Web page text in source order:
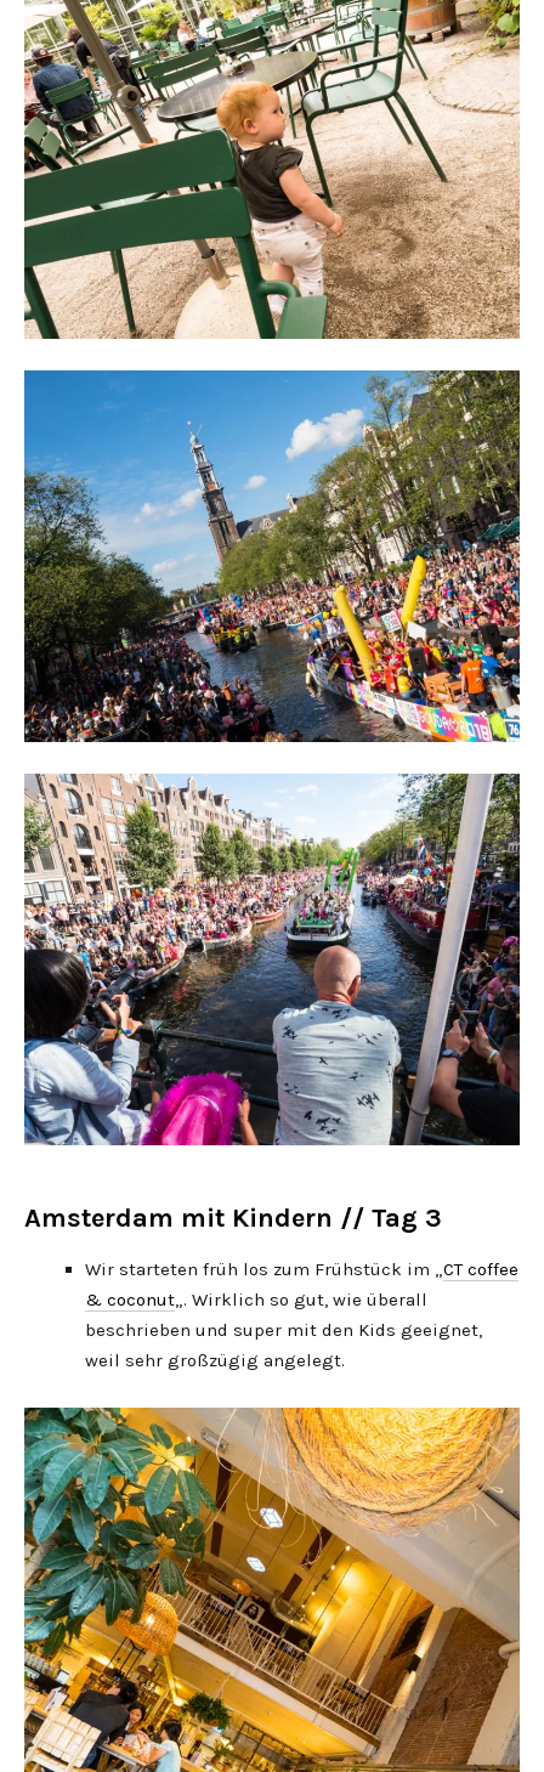
Amsterdam mit Kindern // Tag 3
Wir starteten früh los zum Frühstück im „CT coffee
& coconut„. Wirklich so gut, wie überall
beschrieben und super mit den Kids geeignet,
weil sehr großzügig angelegt.